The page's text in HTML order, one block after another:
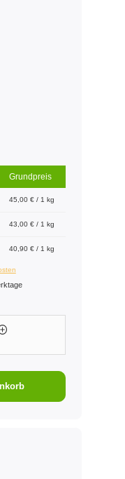
Grundpreis
45,00 € / 1 kg
43,00 € / 1 kg
40,90 € / 1 kg